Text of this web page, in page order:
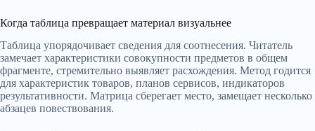
Когда таблица превращает материал визуальнее
Таблица упорядочивает сведения для соотнесения. Читатель
замечает характеристики совокупности предметов в общем
фрагменте, стремительно выявляет расхождения. Метод годится
для характеристик товаров, планов сервисов, индикаторов
результативности. Матрица сберегает место, замещает несколько
абзацев повествования.